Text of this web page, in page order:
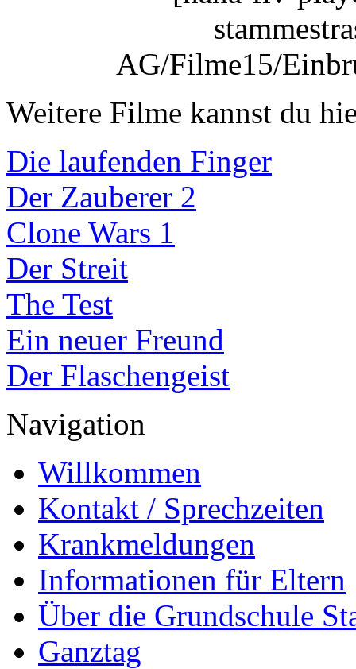
AG/Filme15/
Weitere Filme kannst du
Die laufenden Finger
Der Zauberer 2
Clone Wars 1
Der Streit
The Test
Ein neuer Freund
Der Flaschengeist
Navigation
Willkommen
Kontakt / Sprechzeiten
Krankmeldungen
Informationen für Eltern
Über die Grundschule
Ganztag